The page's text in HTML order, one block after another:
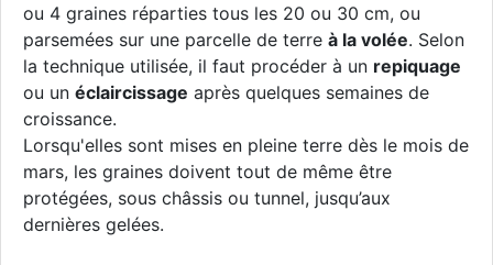
ou 4 graines réparties tous les 20 ou 30 cm, ou
parsemées sur une parcelle de terre à la volée. Selon
la technique utilisée, il faut procéder à un repiquage
ou un éclaircissage après quelques semaines de
croissance.
Lorsqu'elles sont mises en pleine terre dès le mois de
mars, les graines doivent tout de même être
protégées, sous châssis ou tunnel, jusqu’aux
dernières gelées.